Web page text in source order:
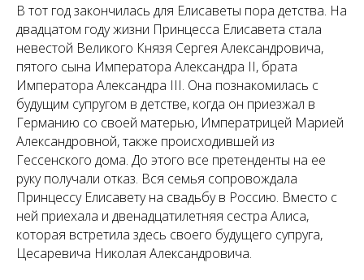
В тот год закончилась для Елисаветы пора детства. На
двадцатом году жизни Принцесса Елисавета стала
невестой Великого Князя Сергея Александровича,
пятого сына Императора Александра II, брата
Императора Александра III. Она познакомилась с
будущим супругом в детстве, когда он приезжал в
Германию со своей матерью, Императрицей Марией
Александровной, также происходившей из
Гессенского дома. До этого все претенденты на ее
руку получали отказ. Вся семья сопровождала
Принцессу Елисавету на свадьбу в Россию. Вместо с
ней приехала и двенадцатилетняя сестра Алиса,
которая встретила здесь своего будущего супруга,
Цесаревича Николая Александровича.